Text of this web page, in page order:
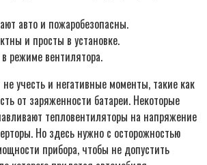
авто и пожаробезопасны.
и просты в установке.
в режиме вентилятора.
учесть и негативные моменты, такие как
от заряженности батареи. Некоторые
тепловентиляторы на напряжение
Но здесь нужно с осторожностью
прибора, чтобы не допустить